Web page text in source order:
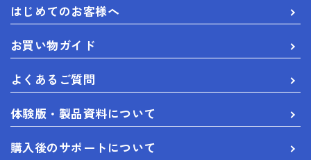
はじめてのお客様へ
お買い物ガイド
よくあるご質問
体験版・製品資料について
購入後のサポートについて